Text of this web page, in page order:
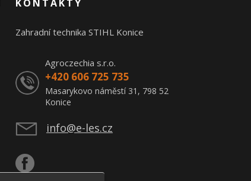
KONTAKTY
Zahradní technika STIHL Konice
Agroczechia s.r.o.
+420 606 725 735
Masarykovo náměstí 31, 798 52
Konice
info@e-les.cz